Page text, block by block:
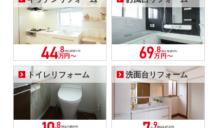
トイレリフォーム 洗面台リフォーム